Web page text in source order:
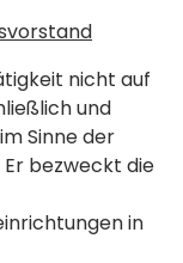
nicht auf
und
Sinne der
bezweckt die
in